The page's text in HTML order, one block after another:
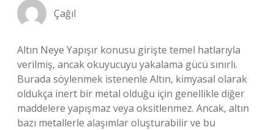
Çağıl
Altın Neye Yapışır konusu girişte temel hatlarıyla
verilmiş, ancak okuyucuyu yakalama gücü sınırlı.
Burada söylenmek istenenle Altın, kimyasal olarak
oldukça inert bir metal olduğu için genellikle diğer
maddelere yapışmaz veya oksitlenmez. Ancak, altın
bazı metallerle alaşımlar oluşturabilir ve bu